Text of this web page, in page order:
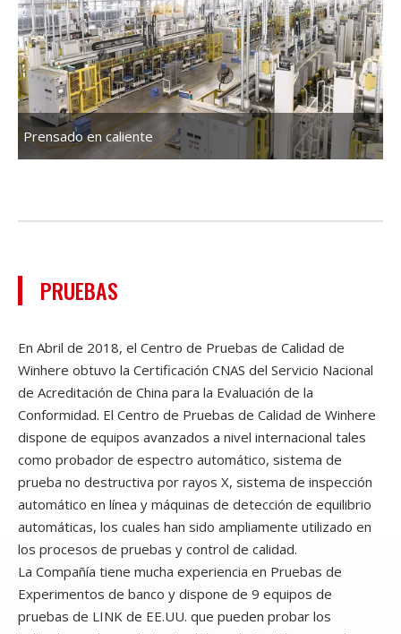
Prensado en caliente
PRUEBAS
En Abril de 2018, el Centro de Pruebas de Calidad de
Winhere obtuvo la Certificación CNAS del Servicio Nacional
de Acreditación de China para la Evaluación de la
Conformidad. El Centro de Pruebas de Calidad de Winhere
dispone de equipos avanzados a nivel internacional tales
como probador de espectro automático, sistema de
prueba no destructiva por rayos X, sistema de inspección
automático en línea y máquinas de detección de equilibrio
automáticas, los cuales han sido ampliamente utilizado en
los procesos de pruebas y control de calidad.
La Compañía tiene mucha experiencia en Pruebas de
Experimentos de banco y dispone de 9 equipos de
pruebas de LINK de EE.UU. que pueden probar los